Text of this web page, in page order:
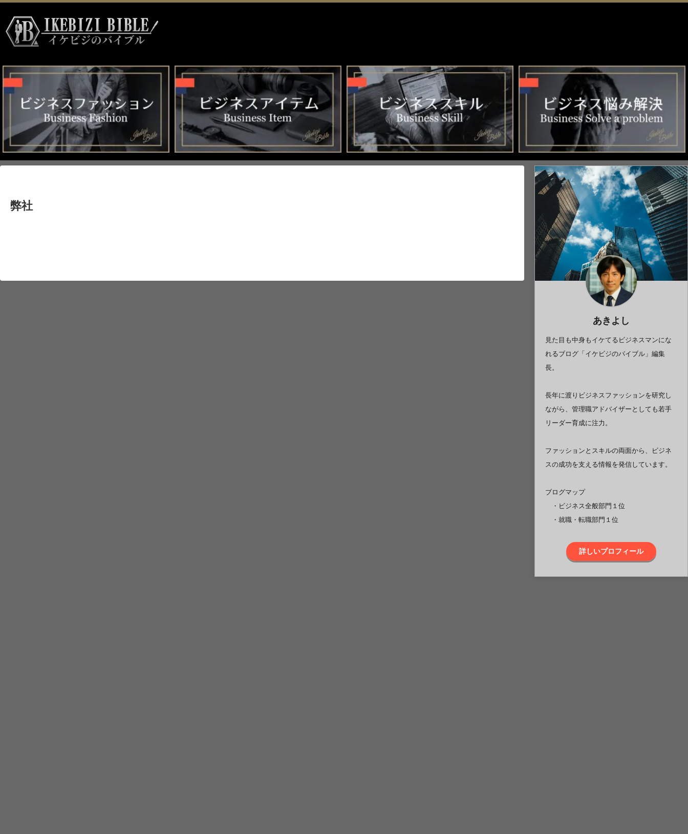
弊社
あきよし
見た目も中身もイケてるビジネスマンにな
れるブログ「イケビジのバイブル」編集
長。
長年に渡りビジネスファッションを研究し
ながら、管理職アドバイザーとしても若手
リーダー育成に注力。
ファッションとスキルの両面から、ビジネ
スの成功を支える情報を発信しています。
ブログマップ
・ビジネス全般部門１位
・就職・転職部門１位
詳しいプロフィール